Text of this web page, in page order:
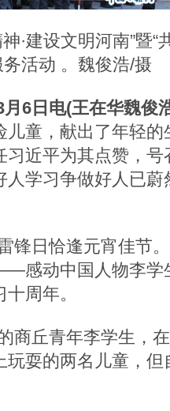
·建设文明河南”暨“
务活动 。魏俊浩/摄
6日电(王在华魏俊
童，献出了年轻
近平为其点赞，
人学习争做好人已
锋日恰逢元宵佳节
感动中国人物李学
周年。
商丘青年李学生，
耍的两名儿童，